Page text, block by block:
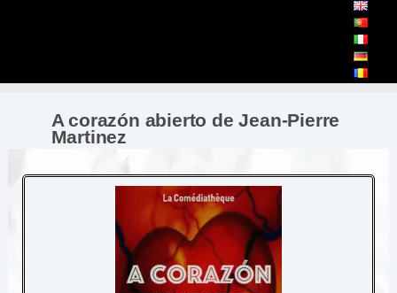
A corazón abierto de Jean-Pierre
Martinez